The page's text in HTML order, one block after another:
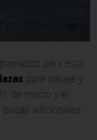
para esta
para pasaje y
de marzo y el
adicionales